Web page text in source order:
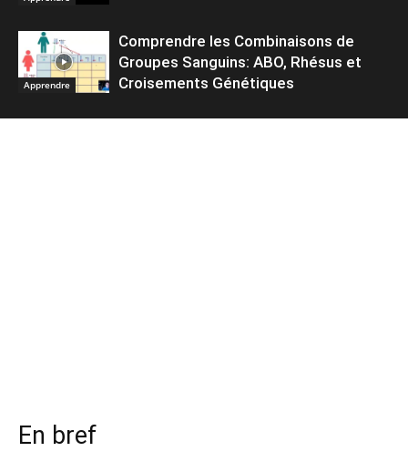
Apprendre
Comprendre les Combinaisons de
Groupes Sanguins: ABO, Rhésus et
Croisements Génétiques
En bref